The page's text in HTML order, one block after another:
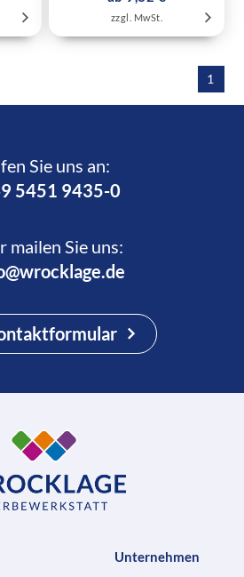
zzgl. MwSt.
1
Sie uns an:­
5451 9435-0
mailen Sie uns:
Unternehmen